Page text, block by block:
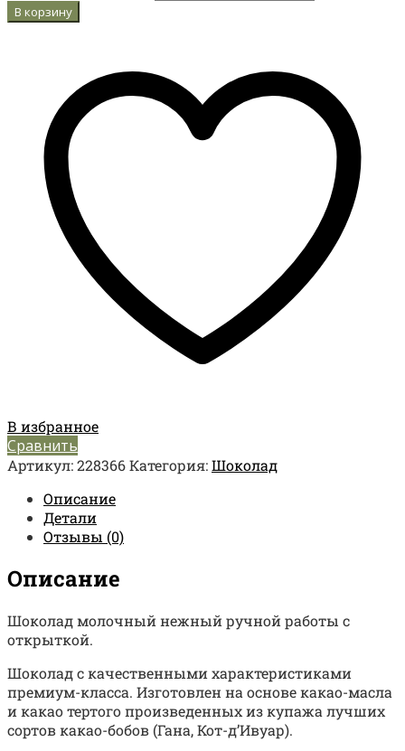
В корзину
В избранное
Сравнить
Артикул:228366Категория:Шоколад
Описание
Детали
Отзывы (0)
Описание
Шоколад молочный нежный ручной работы с
открыткой.
Шоколад с качественными характеристиками
премиум-класса. Изготовлен на основе какао-масла
и какао тертого произведенных из купажа лучших
сортов какао-бобов (Гана, Кот-д’Ивуар).